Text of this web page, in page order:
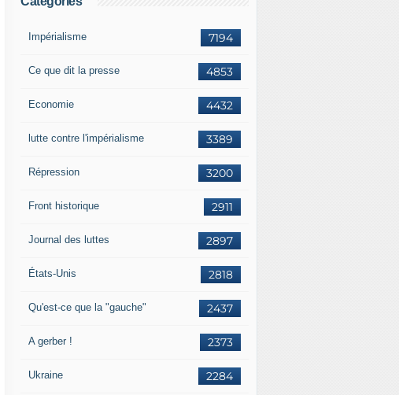
7194
Impérialisme
4853
Ce que dit la presse
4432
Economie
3389
lutte contre l'impérialisme
3200
Répression
2911
Front historique
2897
Journal des luttes
2818
États-Unis
2437
Qu'est-ce que la "gauche"
2373
A gerber !
2284
Ukraine